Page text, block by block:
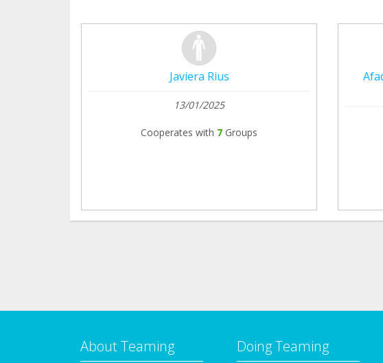
Javiera Rius
13/01/2025
Cooperates with 7 Groups
About Teaming Doing Teaming